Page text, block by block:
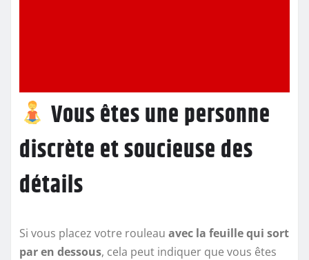
Vous êtes une personne
discrète et soucieuse des
détails
Si vous placez votre rouleau avec la feuille qui sort
par en dessous, cela peut indiquer que vous êtes